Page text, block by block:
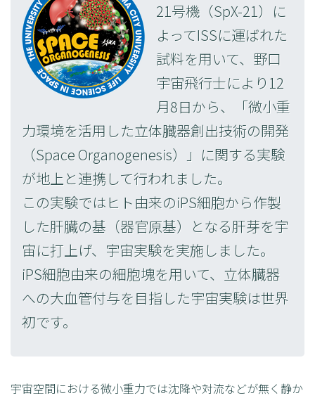
21号機（SpX-21）に
よってISSに運ばれた
試料を用いて、野口
宇宙飛行士により12
月8日から、「微小重
力環境を活用した立体臓器創出技術の開発
（Space Organogenesis）」に関する実験
が地上と連携して行われました。
この実験ではヒト由来のiPS細胞から作製
した肝臓の基（器官原基）となる肝芽を宇
宙に打上げ、宇宙実験を実施しました。
iPS細胞由来の細胞塊を用いて、立体臓器
への大血管付与を目指した宇宙実験は世界
初です。
宇宙空間における微小重力では沈降や対流などが無く静か